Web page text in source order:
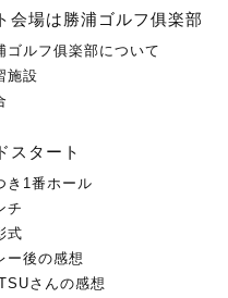
会場は勝浦ゴルフ俱楽部
ゴルフ俱楽部について
施設
スタート
き1番ホール
チ
式
ー後の感想
さんの感想